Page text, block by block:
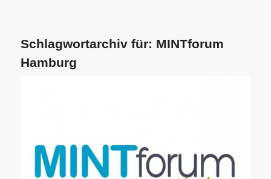
Schlagwortarchiv für: MINTforum
Hamburg